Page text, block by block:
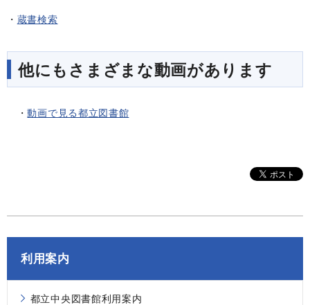
・ 蔵書検索
他にもさまざまな動画があります
・動画で見る都立図書館
利用案内
都立中央図書館利用案内